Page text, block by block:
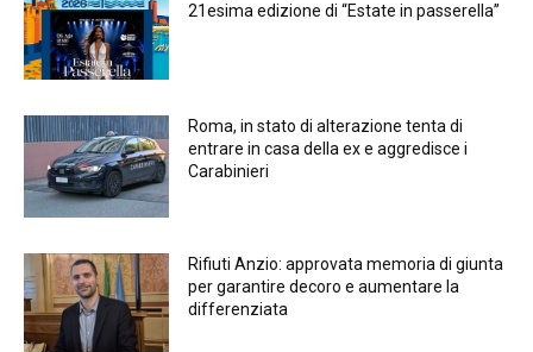
21esima edizione di “Estate in passerella”
Roma, in stato di alterazione tenta di
entrare in casa della ex e aggredisce i
Carabinieri
Rifiuti Anzio: approvata memoria di giunta
per garantire decoro e aumentare la
differenziata